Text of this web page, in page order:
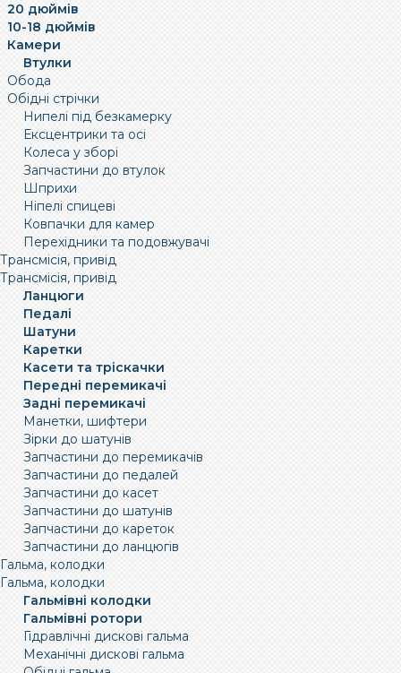
20 дюймів
10-18 дюймів
Камери
Втулки
Обода
Обідні стрічки
Нипелі під безкамерку
Ексцентрики та осі
Колеса у зборі
Запчастини до втулок
Шприхи
Ніпелі спицеві
Ковпачки для камер
Перехідники та подовжувачі
Трансмісія, привід
Трансмісія, привід
Ланцюги
Педалі
Шатуни
Каретки
Касети та тріскачки
Передні перемикачі
Задні перемикачі
Манетки, шифтери
Зірки до шатунів
Запчастини до перемикачів
Запчастини до педалей
Запчастини до касет
Запчастини до шатунів
Запчастини до кареток
Запчастини до ланцюгів
Гальма, колодки
Гальма, колодки
Гальмівні колодки
Гальмівні ротори
Гідравлічні дискові гальма
Механічні дискові гальма